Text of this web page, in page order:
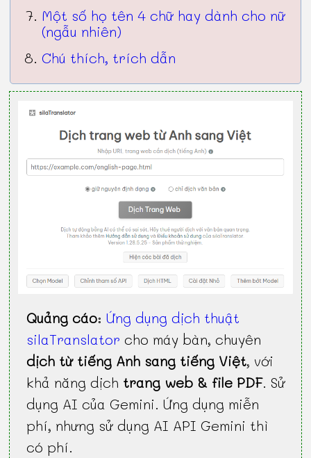
Một số họ tên 4 chữ hay dành cho nữ
(ngẫu nhiên)
Chú thích, trích dẫn
Quảng cáo:Ứng dụng dịch thuật
silaTranslator cho máy bàn, chuyên
dịch từ tiếng Anh sang tiếng Việt, với
khả năng dịch trang web & file PDF. Sử
dụng AI của Gemini. Ứng dụng miễn
phí, nhưng sử dụng AI API Gemini thì
có phí.